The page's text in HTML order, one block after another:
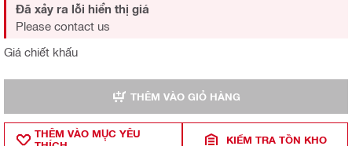
Giá chiết khấu
Đã xảy ra lỗi hiển thị giá
Please contact us
THÊM VÀO GIỎ HÀNG
THÊM VÀO MỤ̣C YÊU
KIỂM TRA TỒN KHO